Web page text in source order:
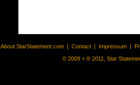
About StarStatement.com | Contact | Impressum |
© 2009 + ® 2011, Star